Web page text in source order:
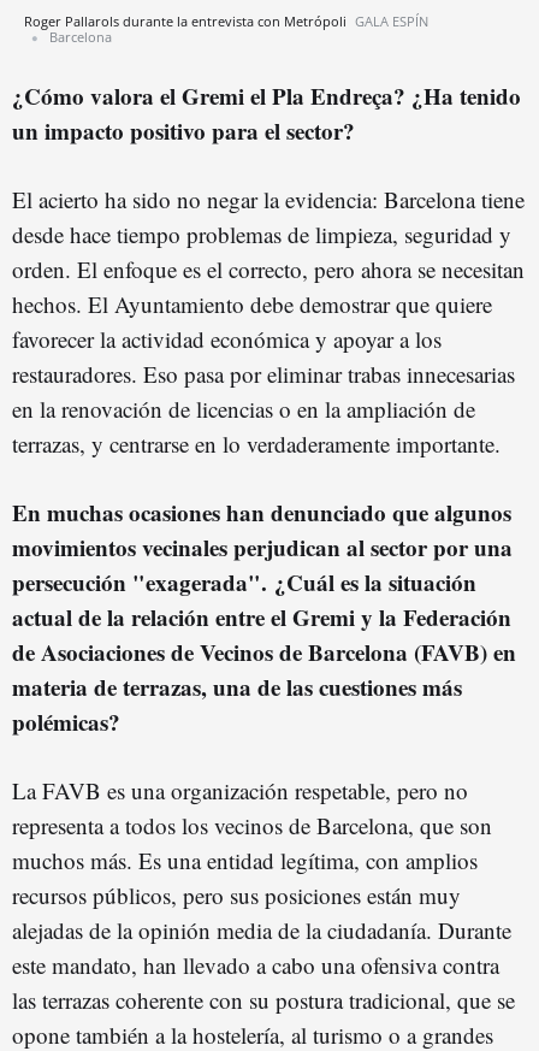
Roger Pallarols durante la entrevista con Metrópoli GALA ESPÍN
Barcelona
¿Cómo valora el Gremi el Pla Endreça? ¿Ha tenido
un impacto positivo para el sector?
El acierto ha sido no negar la evidencia: Barcelona tiene
desde hace tiempo problemas de limpieza, seguridad y
orden. El enfoque es el correcto, pero ahora se necesitan
hechos. El Ayuntamiento debe demostrar que quiere
favorecer la actividad económica y apoyar a los
restauradores. Eso pasa por eliminar trabas innecesarias
en la renovación de licencias o en la ampliación de
terrazas, y centrarse en lo verdaderamente importante.
En muchas ocasiones han denunciado que algunos
movimientos vecinales perjudican al sector por una
persecución "exagerada". ¿Cuál es la situación
actual de la relación entre el Gremi y la Federación
de Asociaciones de Vecinos de Barcelona (FAVB) en
materia de terrazas, una de las cuestiones más
polémicas?
La FAVB es una organización respetable, pero no
representa a todos los vecinos de Barcelona, que son
muchos más. Es una entidad legítima, con amplios
recursos públicos, pero sus posiciones están muy
alejadas de la opinión media de la ciudadanía. Durante
este mandato, han llevado a cabo una ofensiva contra
las terrazas coherente con su postura tradicional, que se
opone también a la hostelería, al turismo o a grandes